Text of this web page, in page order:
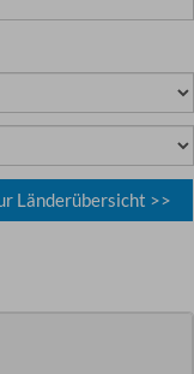
Länderübersicht >>